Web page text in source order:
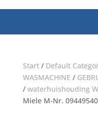
Start/ Default
WASMACHINE /
/ waterhuishouding
Miele M-Nr. 09449540